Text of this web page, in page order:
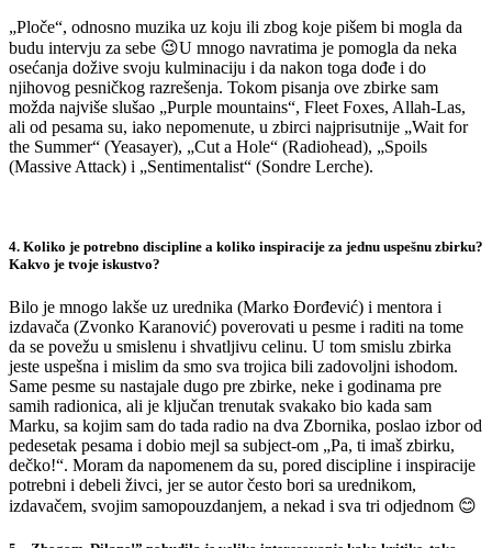
„Ploče“, odnosno muzika uz koju ili zbog koje pišem bi mogla da
budu intervju za sebe 😉U mnogo navratima je pomogla da neka
osećanja dožive svoju kulminaciju i da nakon toga dođe i do
njihovog pesničkog razrešenja. Tokom pisanja ove zbirke sam
možda najviše slušao „Purple mountains“, Fleet Foxes, Allah-Las,
ali od pesama su, iako nepomenute, u zbirci najprisutnije „Wait for
the Summer“ (Yeasayer), „Cut a Hole“ (Radiohead), „Spoils
(Massive Attack) i „Sentimentalist“ (Sondre Lerche).
4. Koliko je potrebno discipline a koliko inspiracije za jednu uspešnu zbirku?
Kakvo je tvoje iskustvo?
Bilo je mnogo lakše uz urednika (Marko Đorđević) i mentora i
izdavača (Zvonko Karanović) poverovati u pesme i raditi na tome
da se povežu u smislenu i shvatljivu celinu. U tom smislu zbirka
jeste uspešna i mislim da smo sva trojica bili zadovoljni ishodom.
Same pesme su nastajale dugo pre zbirke, neke i godinama pre
samih radionica, ali je ključan trenutak svakako bio kada sam
Marku, sa kojim sam do tada radio na dva Zbornika, poslao izbor od
pedesetak pesama i dobio mejl sa subject-om „Pa, ti imaš zbirku,
dečko!“. Moram da napomenem da su, pored discipline i inspiracije
potrebni i debeli živci, jer se autor često bori sa urednikom,
izdavačem, svojim samopouzdanjem, a nekad i sva tri odjednom 😊